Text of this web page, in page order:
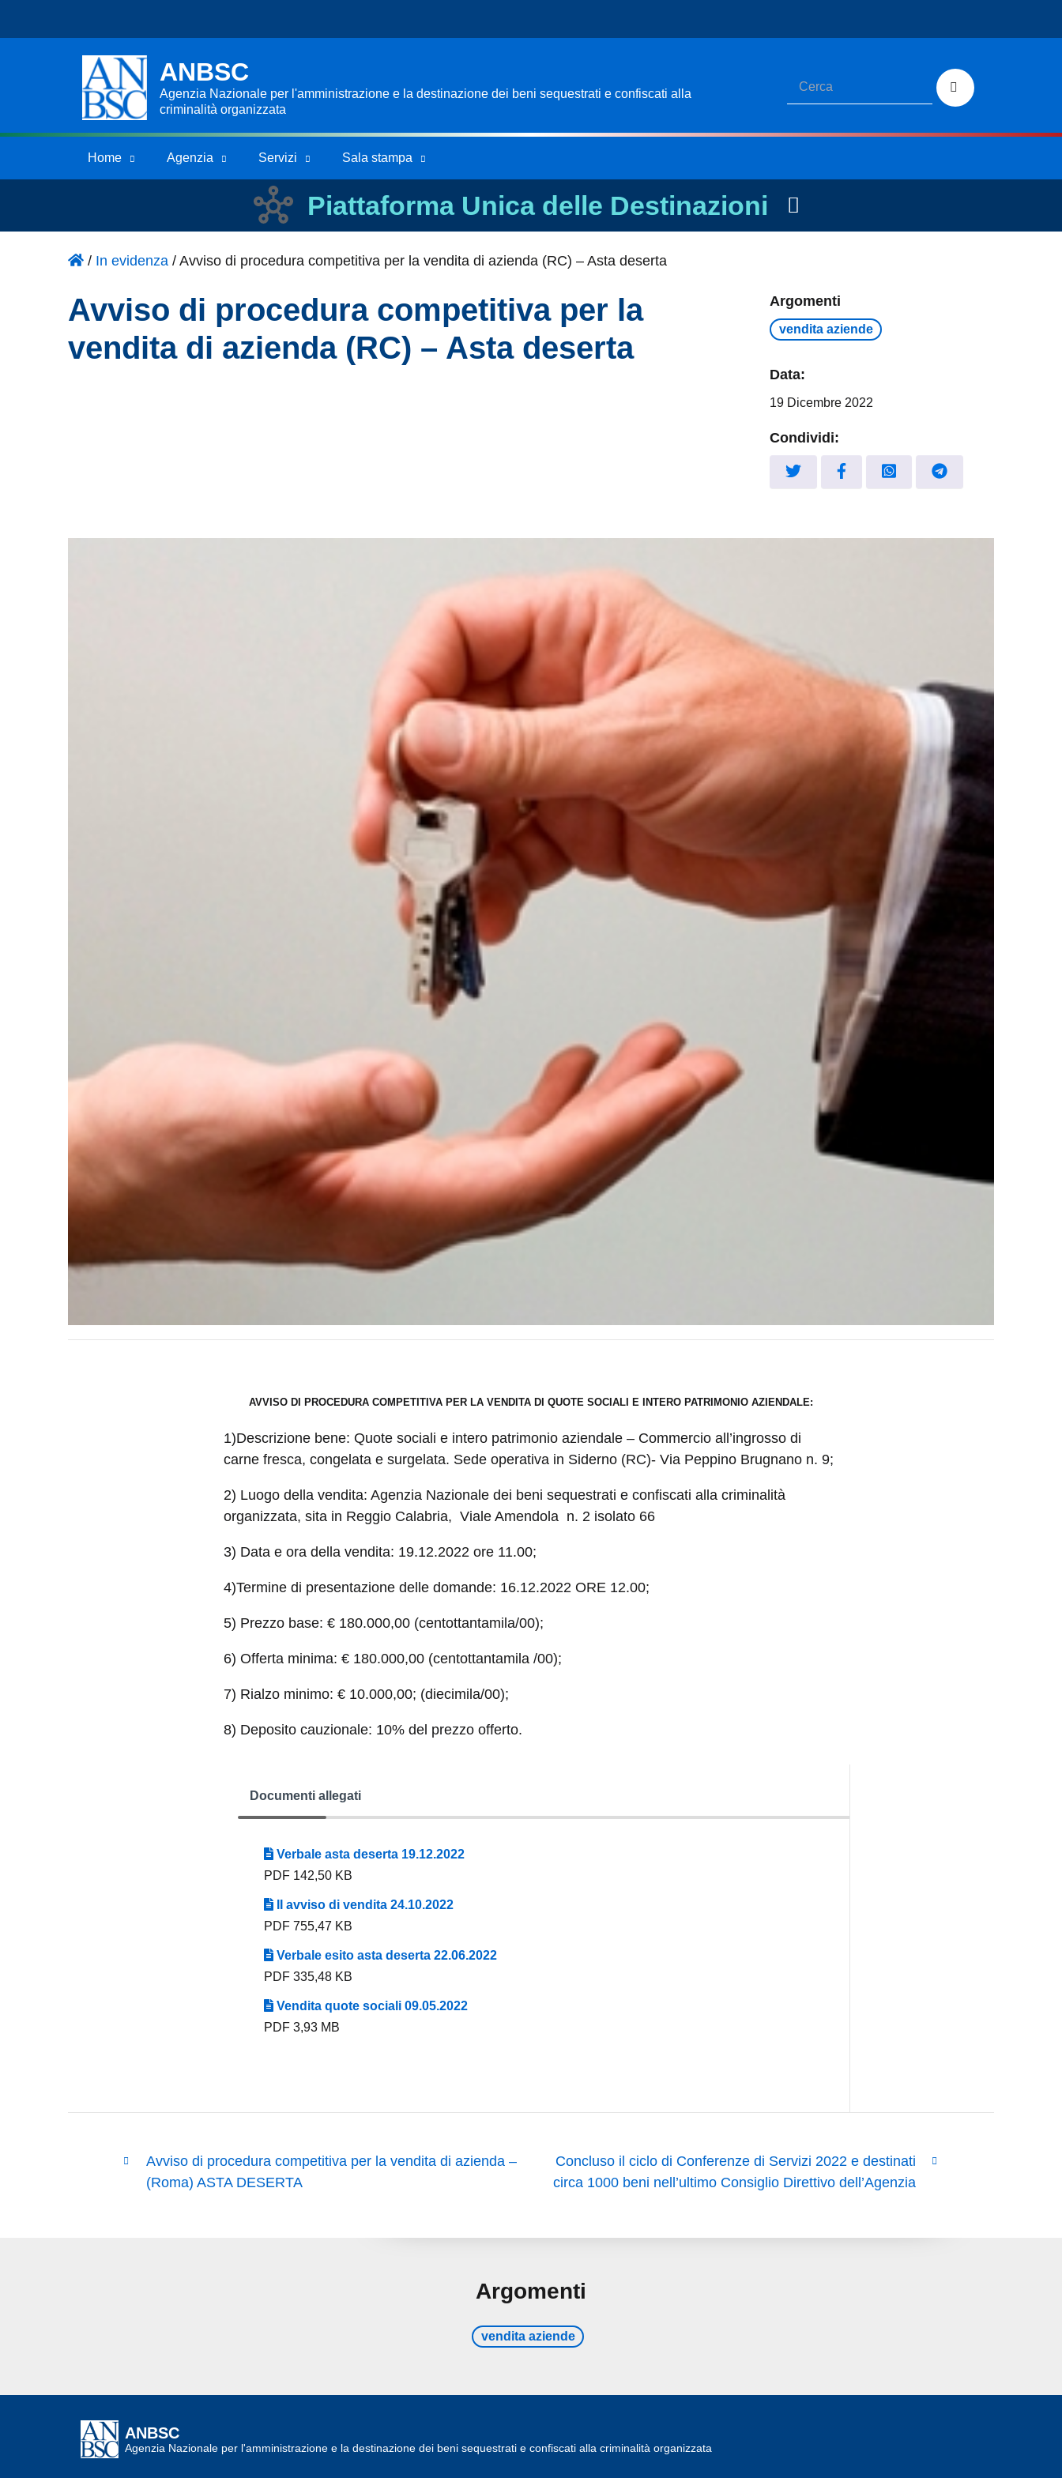
ANBSC
Agenzia Nazionale per l'amministrazione e la destinazione dei beni sequestrati e confiscati alla
criminalità organizzata
Home Agenzia Servizi Sala stampa
Piattaforma Unica delle Destinazioni
/ In evidenza /Avviso di procedura competitiva per la vendita di azienda (RC) – Asta deserta
Avviso di procedura competitiva per la
vendita di azienda (RC) – Asta deserta
Argomenti
vendita aziende
Data:
19 Dicembre 2022
Condividi:
AVVISO DI PROCEDURA COMPETITIVA PER LA VENDITA DI QUOTE SOCIALI E INTERO PATRIMONIO AZIENDALE:
1)Descrizione bene: Quote sociali e intero patrimonio aziendale – Commercio all’ingrosso di
carne fresca, congelata e surgelata. Sede operativa in Siderno (RC)- Via Peppino Brugnano n. 9;
2) Luogo della vendita: Agenzia Nazionale dei beni sequestrati e confiscati alla criminalità
organizzata, sita in Reggio Calabria, Viale Amendola n. 2 isolato 66
3) Data e ora della vendita: 19.12.2022 ore 11.00;
4)Termine di presentazione delle domande: 16.12.2022 ORE 12.00;
5) Prezzo base: € 180.000,00 (centottantamila/00);
6) Offerta minima: € 180.000,00 (centottantamila /00);
7) Rialzo minimo: € 10.000,00; (diecimila/00);
8) Deposito cauzionale: 10% del prezzo offerto.
Documenti allegati
Verbale asta deserta 19.12.2022
PDF 142,50 KB
II avviso di vendita 24.10.2022
PDF 755,47 KB
Verbale esito asta deserta 22.06.2022
PDF 335,48 KB
Vendita quote sociali 09.05.2022
PDF 3,93 MB
Avviso di procedura competitiva per la vendita di azienda –
(Roma) ASTA DESERTA
Concluso il ciclo di Conferenze di Servizi 2022 e destinati
circa 1000 beni nell’ultimo Consiglio Direttivo dell’Agenzia
Argomenti
vendita aziende
ANBSC
Agenzia Nazionale per l'amministrazione e la destinazione dei beni sequestrati e confiscati alla criminalità organizzata